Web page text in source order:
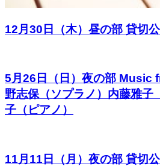
12月30日（木）昼の部 貸切
5月26日（日）夜の部 Music
野志保（ソプラノ）内藤雅子
子（ピアノ）
11月11日（月）夜の部 貸切